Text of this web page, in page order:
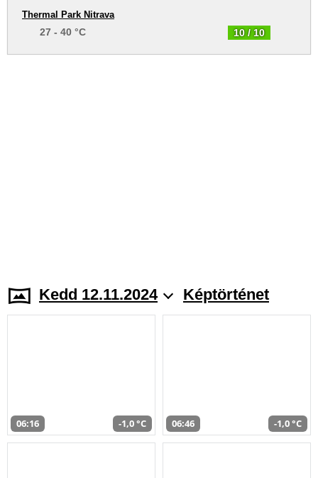
10 / 10
Thermal Park Nitrava
27 - 40 °C
Kedd 12.11.2024 Képtörténet
06:16 -1,0 °C 06:46 -1,0 °C